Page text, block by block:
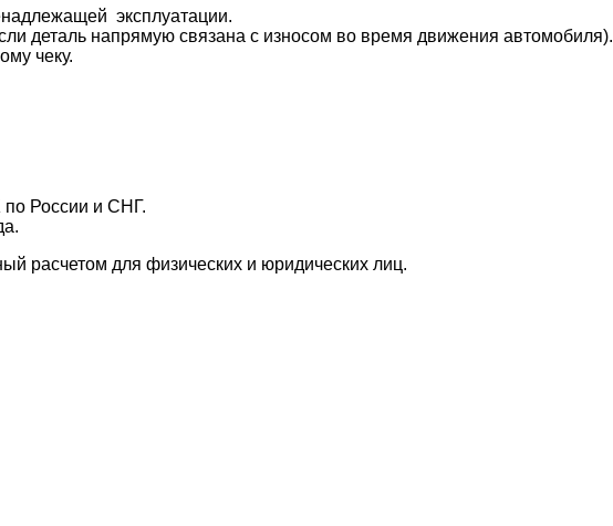
эксплуатации.
деталь напрямую связана с износом во время движения автомобиля).
чеку.
по России и СНГ.
расчетом для физических и юридических лиц.